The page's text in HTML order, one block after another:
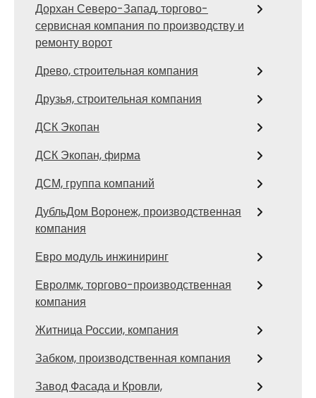
Дорхан Северо-Запад, торгово-
сервисная компания по производству и
ремонту ворот
Древо, строительная компания
Друзья, строительная компания
ДСК Экопан
ДСК Экопан, фирма
ДСМ, группа компаний
ДубльДом Воронеж, производственная
компания
Евро модуль инжиниринг
Евролмк, торгово-производственная
компания
Житница России, компания
Забком, производственная компания
Завод Фасада и Кровли,